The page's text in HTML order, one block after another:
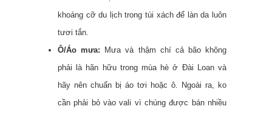
khoáng cỡ du lịch trong túi xách để làn da luôn
tươi tắn.
Ô/Áo mưa:
Mưa và thậm chí cả bão không
phải là hãn hữu trong mùa hè ở Đài Loan và
hãy nên chuẩn bị áo tơi hoặc ô. Ngoài ra, ko
cần phải bỏ vào vali vì chúng được bán nhiều